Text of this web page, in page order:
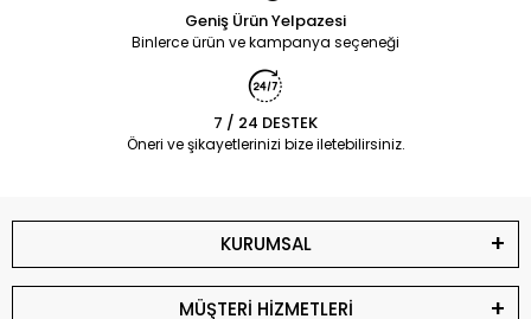
Geniş Ürün Yelpazesi
Binlerce ürün ve kampanya seçeneği
7 / 24 DESTEK
Öneri ve şikayetlerinizi bize iletebilirsiniz.
KURUMSAL
MÜŞTERİ HİZMETLERİ